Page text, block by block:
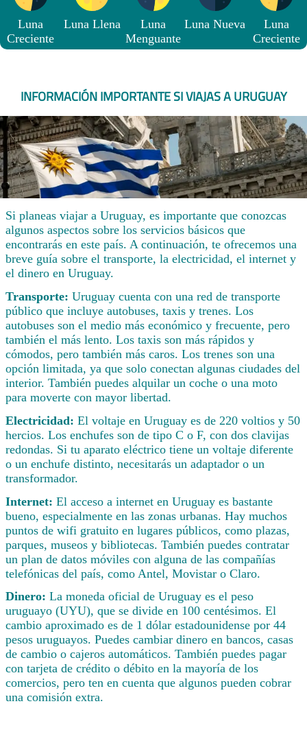
Luna
Creciente
Luna Llena
Luna
Menguante
Luna Nueva
Luna
Creciente
INFORMACIÓN IMPORTANTE SI VIAJAS A URUGUAY
Si planeas viajar a Uruguay, es importante que conozcas
algunos aspectos sobre los servicios básicos que
encontrarás en este país. A continuación, te ofrecemos una
breve guía sobre el transporte, la electricidad, el internet y
el dinero en Uruguay.
Transporte: Uruguay cuenta con una red de transporte
público que incluye autobuses, taxis y trenes. Los
autobuses son el medio más económico y frecuente, pero
también el más lento. Los taxis son más rápidos y
cómodos, pero también más caros. Los trenes son una
opción limitada, ya que solo conectan algunas ciudades del
interior. También puedes alquilar un coche o una moto
para moverte con mayor libertad.
Electricidad: El voltaje en Uruguay es de 220 voltios y 50
hercios. Los enchufes son de tipo C o F, con dos clavijas
redondas. Si tu aparato eléctrico tiene un voltaje diferente
o un enchufe distinto, necesitarás un adaptador o un
transformador.
Internet: El acceso a internet en Uruguay es bastante
bueno, especialmente en las zonas urbanas. Hay muchos
puntos de wifi gratuito en lugares públicos, como plazas,
parques, museos y bibliotecas. También puedes contratar
un plan de datos móviles con alguna de las compañías
telefónicas del país, como Antel, Movistar o Claro.
Dinero: La moneda oficial de Uruguay es el peso
uruguayo (UYU), que se divide en 100 centésimos. El
cambio aproximado es de 1 dólar estadounidense por 44
pesos uruguayos. Puedes cambiar dinero en bancos, casas
de cambio o cajeros automáticos. También puedes pagar
con tarjeta de crédito o débito en la mayoría de los
comercios, pero ten en cuenta que algunos pueden cobrar
una comisión extra.